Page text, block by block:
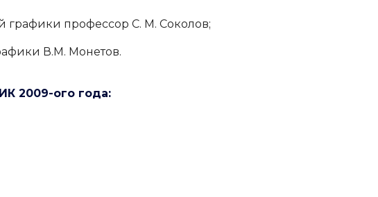
графики профессор С. М. Соколов;
В.М. Монетов.
2009-ого года: